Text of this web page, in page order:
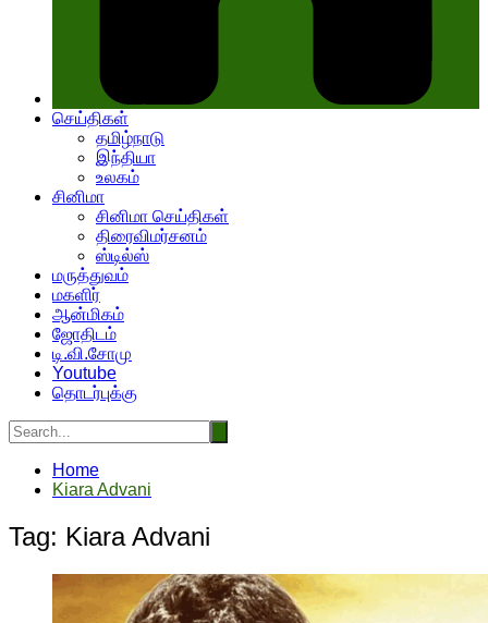
செய்திகள்
தமிழ்நாடு
இந்தியா
உலகம்
சினிமா
சினிமா செய்திகள்
திரைவிமர்சனம்
ஸ்டில்ஸ்
மருத்துவம்
மகளிர்
ஆன்மிகம்
ஜோதிடம்
டி.வி.சோமு
Youtube
தொடர்புக்கு
Home
Kiara Advani
Tag: Kiara Advani